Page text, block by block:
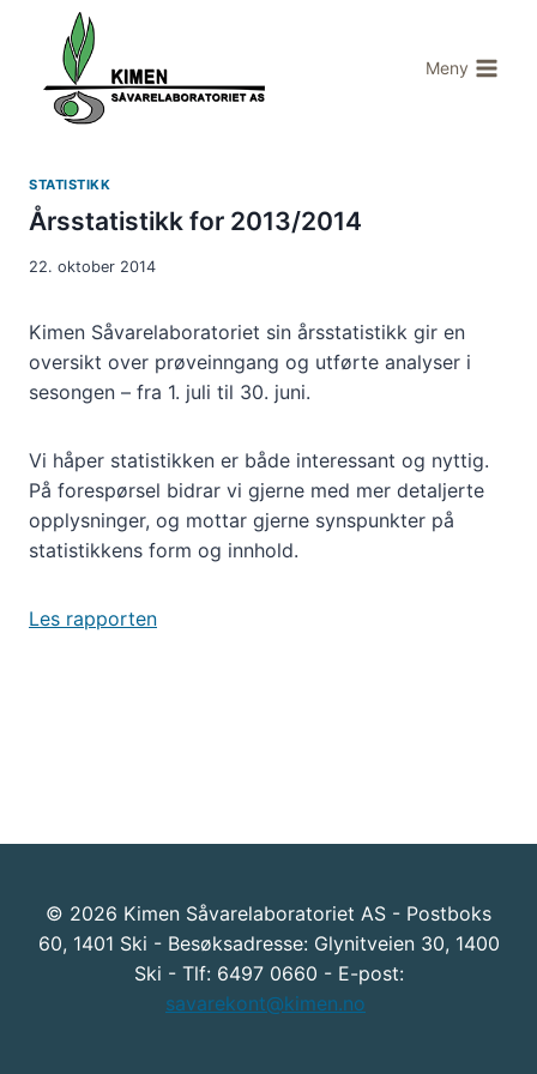
content
Meny
STATISTIKK
Årsstatistikk for 2013/2014
22. oktober 2014
Kimen Såvarelaboratoriet sin årsstatistikk gir en
oversikt over prøveinngang og utførte analyser i
sesongen – fra 1. juli til 30. juni.
Vi håper statistikken er både interessant og nyttig.
På forespørsel bidrar vi gjerne med mer detaljerte
opplysninger, og mottar gjerne synspunkter på
statistikkens form og innhold.
Les rapporten
© 2026 Kimen Såvarelaboratoriet AS - Postboks
60, 1401 Ski - Besøksadresse: Glynitveien 30, 1400
Ski - Tlf: 6497 0660 - E-post:
savarekont@kimen.no